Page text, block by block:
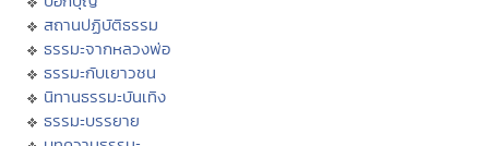
สถานปฏิบัติธรรม
ธรรมะจากหลวงพ่อ
ธรรมะกับเยาวชน
นิทานธรรมะบันเทิง
ธรรมะบรรยาย